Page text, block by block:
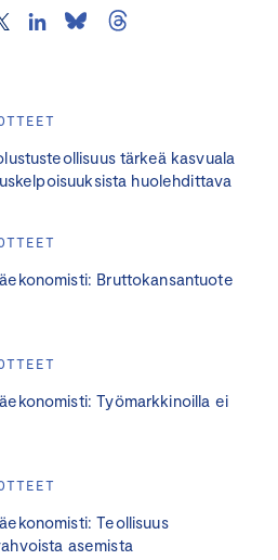
tärkeä kasvuala
huolehdittava
Bruttokansantuote
Työmarkkinoilla ei
Teollisuus
asemista